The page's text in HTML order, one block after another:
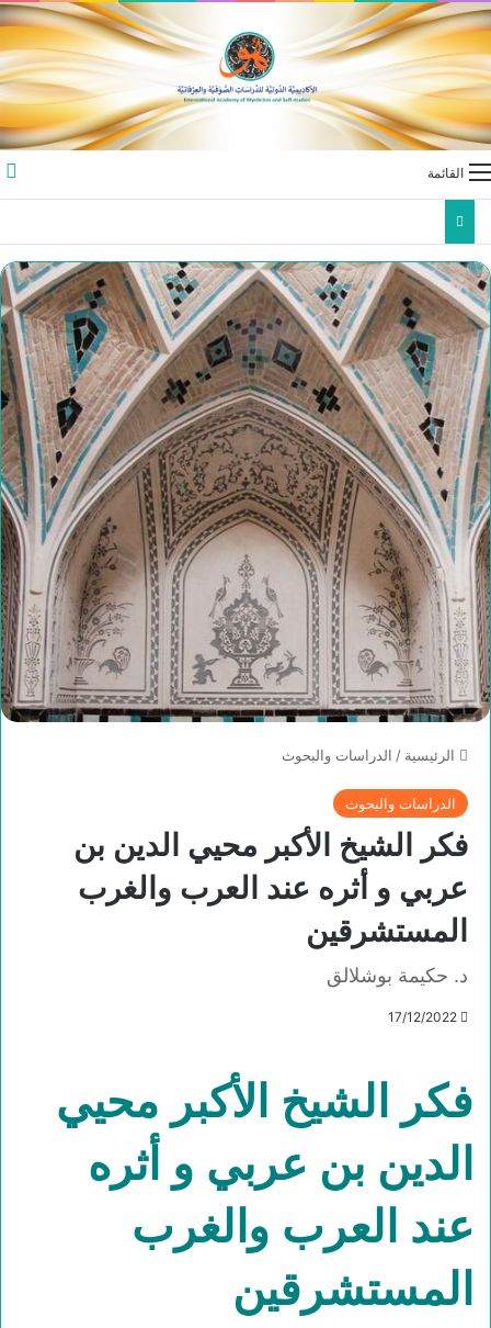
القائمة
الرئيسية / الدراسات والبحوث
الدراسات والبحوث
فكر الشيخ الأكبر محيي الدين بن
عربي و أثره عند العرب والغرب
المستشرقين
د. حكيمة بوشلالق
17/12/2022
فكر الشيخ الأكبر محيي
الدين بن عربي و أثره
عند العرب والغرب
المستشرقين